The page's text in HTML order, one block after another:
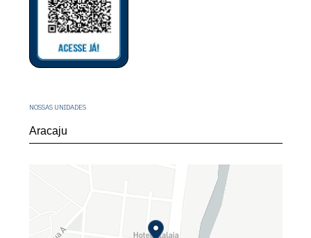
NOSSAS UNIDADES